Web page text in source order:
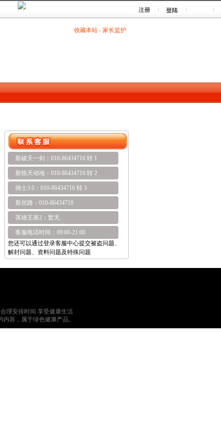
收藏本站 - 家长监护
新破天一剑：010-86434716 转 1
新惊天动地：010-86434716 转 2
骑士3.0：010-86434716 转 3
新丝路：010-86434718
英雄王座2：暂无
客服电话时间：09:00-21:00
您还可以通过登录客服中心提交被盗问题、
解封问题、资料问题及特殊问题
理安排时间 享受健康生活
容，属于绿色健康产品。